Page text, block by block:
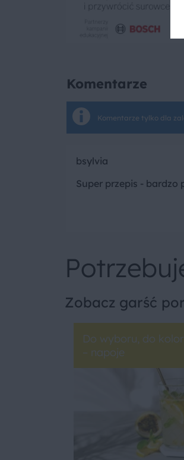
Komentarze
Komentarze tylko dla
bsylvia
Super przepis - bardzo
Zobacz garść
Do wyboru, do
– napoje